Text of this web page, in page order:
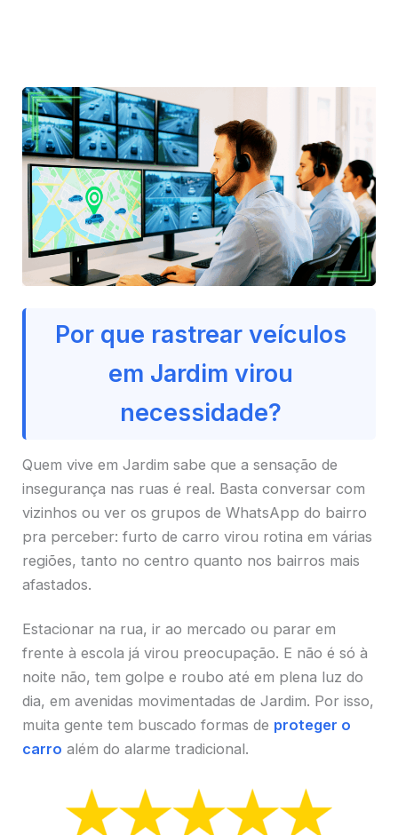
Por que rastrear veículos
em Jardim virou
necessidade?
Quem vive em Jardim sabe que a sensação de
insegurança nas ruas é real. Basta conversar com
vizinhos ou ver os grupos de WhatsApp do bairro
pra perceber: furto de carro virou rotina em várias
regiões, tanto no centro quanto nos bairros mais
afastados.
Estacionar na rua, ir ao mercado ou parar em
frente à escola já virou preocupação. E não é só à
noite não, tem golpe e roubo até em plena luz do
dia, em avenidas movimentadas de Jardim. Por isso,
muita gente tem buscado formas de proteger o
carro além do alarme tradicional.